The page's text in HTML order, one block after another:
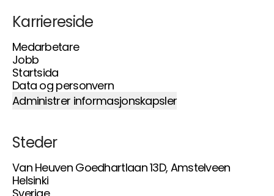
Karriereside
Medarbetare
Jobb
Startsida
Data og personvern
Administrer informasjonskapsler
Steder
Van Heuven Goedhartlaan 13D, Amstelveen
Helsinki